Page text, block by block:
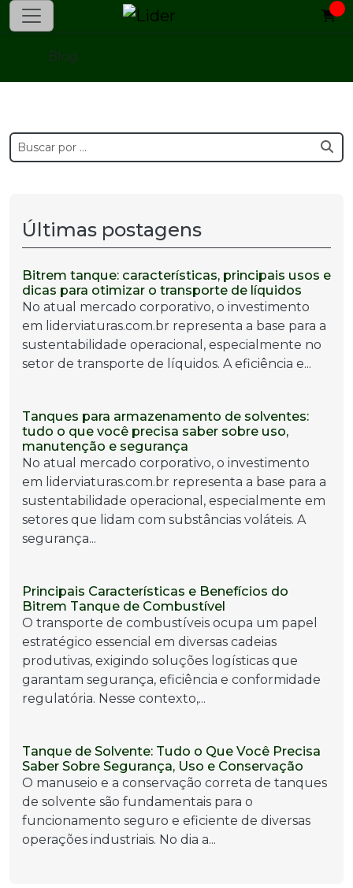
Blog
Últimas postagens
Bitrem tanque: características, principais usos e
dicas para otimizar o transporte de líquidos
No atual mercado corporativo, o investimento
em liderviaturas.com.br representa a base para a
sustentabilidade operacional, especialmente no
setor de transporte de líquidos. A eficiência e...
Tanques para armazenamento de solventes:
tudo o que você precisa saber sobre uso,
manutenção e segurança
No atual mercado corporativo, o investimento
em liderviaturas.com.br representa a base para a
sustentabilidade operacional, especialmente em
setores que lidam com substâncias voláteis. A
segurança...
Principais Características e Benefícios do
Bitrem Tanque de Combustível
O transporte de combustíveis ocupa um papel
estratégico essencial em diversas cadeias
produtivas, exigindo soluções logísticas que
garantam segurança, eficiência e conformidade
regulatória. Nesse contexto,...
Tanque de Solvente: Tudo o Que Você Precisa
Saber Sobre Segurança, Uso e Conservação
O manuseio e a conservação correta de tanques
de solvente são fundamentais para o
funcionamento seguro e eficiente de diversas
operações industriais. No dia a...